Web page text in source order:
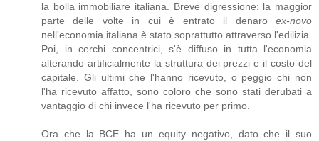
la bolla immobiliare italiana. Breve digressione: la maggior
parte delle volte in cui è entrato il denaro ex-novo
nell'economia italiana è stato soprattutto attraverso l'edilizia.
Poi, in cerchi concentrici, s'è diffuso in tutta l'economia
alterando artificialmente la struttura dei prezzi e il costo del
capitale. Gli ultimi che l'hanno ricevuto, o peggio chi non
l'ha ricevuto affatto, sono coloro che sono stati derubati a
vantaggio di chi invece l'ha ricevuto per primo.
Ora che la BCE ha un equity negativo, dato che il suo